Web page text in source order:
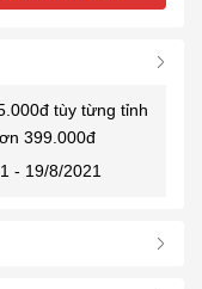
tùy từng tỉnh
399.000đ
- 19/8/2021